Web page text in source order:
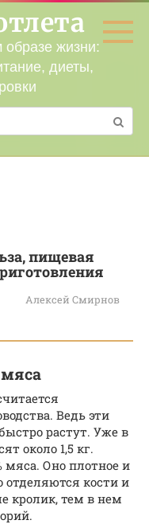
жизни:
диеты,
пищевая
Алексей Смирнов
Ведь эти
растут. Уже в
около 1,5 кг.
мяса. Оно плотное и
отделяются кости и
кролик, тем в нем